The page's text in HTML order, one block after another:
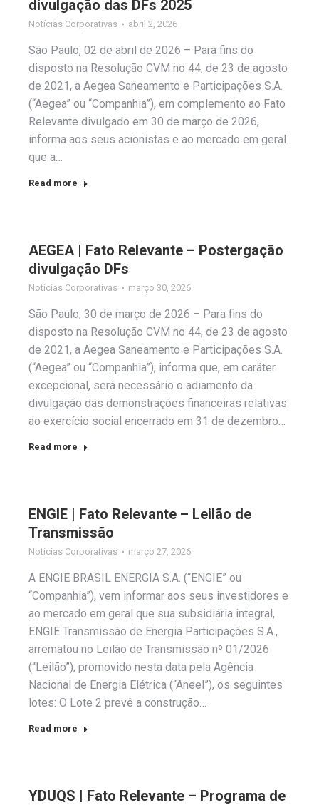
divulgação das DFs 2025
Notícias Corporativas abril 2, 2026
São Paulo, 02 de abril de 2026 – Para fins do
disposto na Resolução CVM no 44, de 23 de agosto
de 2021, a Aegea Saneamento e Participações S.A.
(“Aegea” ou “Companhia”), em complemento ao Fato
Relevante divulgado em 30 de março de 2026,
informa aos seus acionistas e ao mercado em geral
que a…
Read more
AEGEA | Fato Relevante – Postergação
divulgação DFs
Notícias Corporativas março 30, 2026
São Paulo, 30 de março de 2026 – Para fins do
disposto na Resolução CVM no 44, de 23 de agosto
de 2021, a Aegea Saneamento e Participações S.A.
(“Aegea” ou “Companhia”), informa que, em caráter
excepcional, será necessário o adiamento da
divulgação das demonstrações financeiras relativas
ao exercício social encerrado em 31 de dezembro…
Read more
ENGIE | Fato Relevante – Leilão de
Transmissão
Notícias Corporativas março 27, 2026
A ENGIE BRASIL ENERGIA S.A. (“ENGIE” ou
“Companhia”), vem informar aos seus investidores e
ao mercado em geral que sua subsidiária integral,
ENGIE Transmissão de Energia Participações S.A.,
arrematou no Leilão de Transmissão nº 01/2026
(“Leilão”), promovido nesta data pela Agência
Nacional de Energia Elétrica (“Aneel”), os seguintes
lotes: O Lote 2 prevê a construção…
Read more
YDUQS | Fato Relevante – Programa de